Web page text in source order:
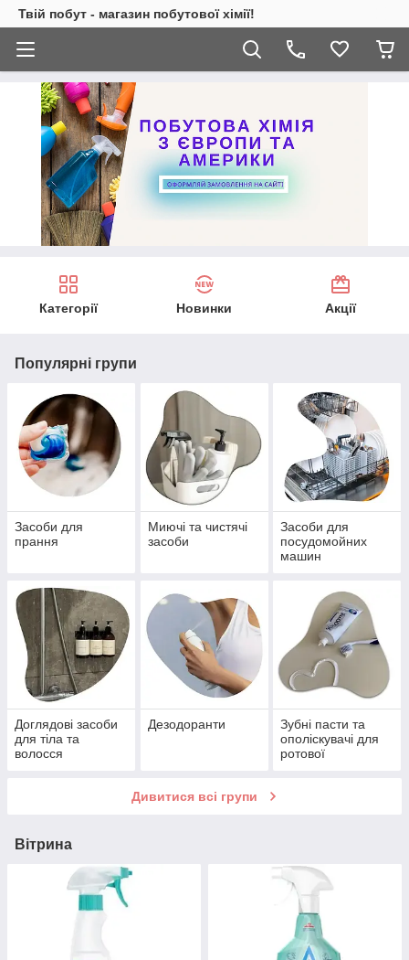
Твій побут - магазин побутової хімії!
Категорії Новинки Акції
Популярні групи
Засоби для
прання
Миючі та чистячі
засоби
Засоби для
посудомойних
машин
Доглядові засоби
для тіла та
волосся
Дезодоранти
Зубні пасти та
ополіскувачі для
ротової
Дивитися всі групи
Вітрина